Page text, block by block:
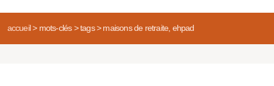
accueil> mots-clés> tags> maisons de retraite, ehpad